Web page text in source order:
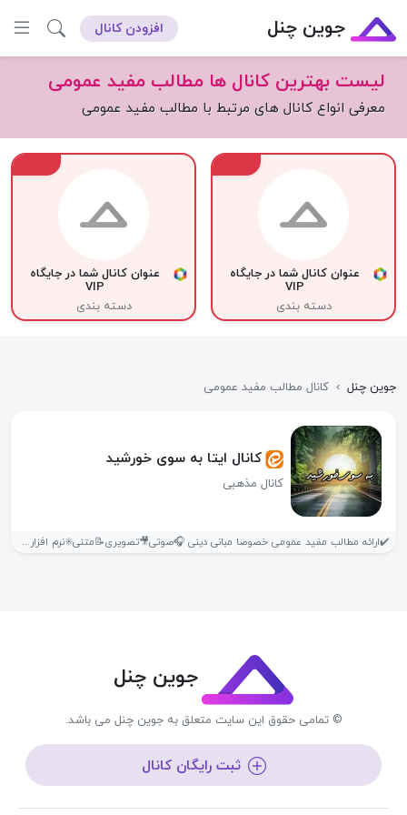
جوین چنل افزودن کانال
لیست بهترین کانال ها مطالب مفید عمومی
معرفی انواع کانال های مرتبط با مطالب مفید عمومی
عنوان کانال شما در جایگاه
VIP
دسته بندی
عنوان کانال شما در جایگاه
VIP
دسته بندی
جوین چنل › کانال مطالب مفید عمومی
کانال ایتا به سوی خورشید
کانال مذهبی
✔️ارائه مطالب مفید عمومی خصوصا مبانی دینی 🎧صوتی🎥تصویری📝متنی✳️نرم افزاری و ... شما...
جوین چنل
© تمامی حقوق این سایت متعلق به جوین چنل می باشد.
ثبت رایگان کانال